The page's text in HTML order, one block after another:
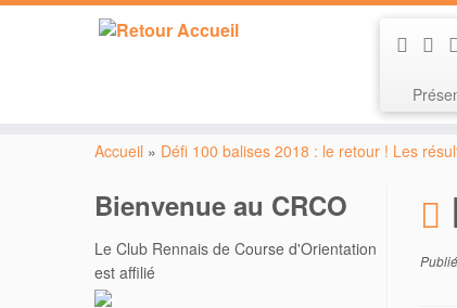
Accueil » Défi 100 balises 2018 : le retour ! Les
Bienvenue au CRCO
Le Club Rennais de Course d'Orientation
est affilié
Publié